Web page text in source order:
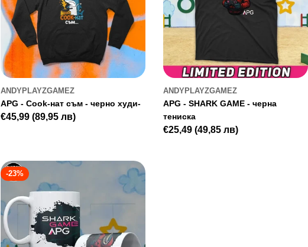
ANDYPLAYZGAMEZ
APG - Cook-нат съм - черно худи-
Редовна
€45,99(89,95 лв)
ANDYPLAYZGAMEZ
APG - SHARK GAME - черна
тениска
Редовна
€25,49(49,85 лв)
-23%